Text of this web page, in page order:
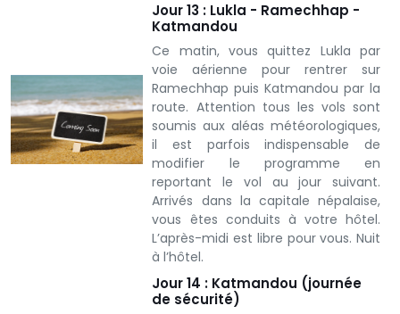
Jour 13 : Lukla - Ramechhap -
Katmandou
Ce matin, vous quittez Lukla par
voie aérienne pour rentrer sur
Ramechhap puis Katmandou par la
route. Attention tous les vols sont
soumis aux aléas météorologiques,
il est parfois indispensable de
modifier le programme en
reportant le vol au jour suivant.
Arrivés dans la capitale népalaise,
vous êtes conduits à votre hôtel.
L’après-midi est libre pour vous. Nuit
à l’hôtel.
Jour 14 : Katmandou (journée
de sécurité)